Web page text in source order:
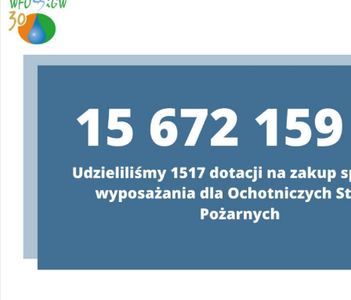
Konsultanci obsługujący infolinię,
o programie oraz wyjaśniać
od poniedziałku do
w godzinachod 8:00 do